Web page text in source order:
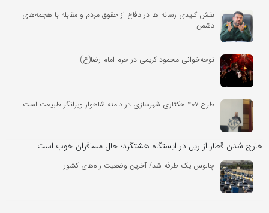
نقش کلیدی رسانه ها در دفاع از حقوق مردم و مقابله با هجمه‌های
دشمن
نوحه‌خوانی محمود کریمی در حرم امام رضا(ع)
طرح ۴۰۷ هکتاری شهرسازی در دامنه شاهوار ویرانگر طبیعت است
خارج شدن قطار از ریل در ایستگاه هشتگرد؛ حال مسافران خوب است
چالوس یک طرفه شد/ آخرین وضعیت راه‌های کشور